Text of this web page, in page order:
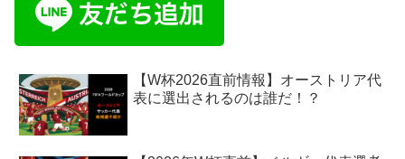
【W杯2026直前情報】オーストリア代
表に選出されるのは誰だ！？